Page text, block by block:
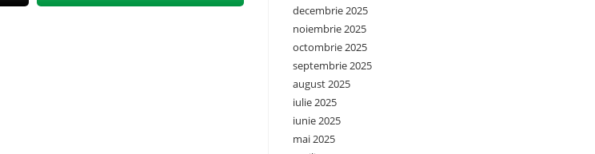
decembrie 2025
noiembrie 2025
octombrie 2025
septembrie 2025
august 2025
iulie 2025
iunie 2025
mai 2025